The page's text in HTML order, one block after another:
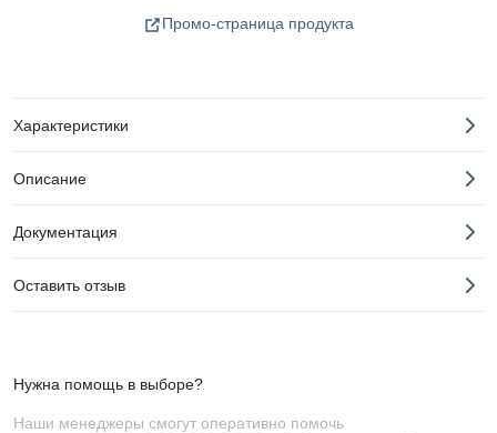
Промо-страница продукта
Характеристики
Описание
Документация
Оставить отзыв
Нужна помощь в выборе?
Наши менеджеры смогут оперативно помочь